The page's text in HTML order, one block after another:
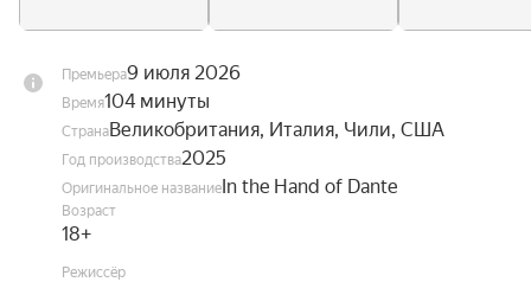
Премьера9 июля 2026
Время104 минуты
СтранаВеликобритания, Италия, Чили, США
Год производства2025
Оригинальное названиеIn the Hand of Dante
Возраст
18+
Режиссёр